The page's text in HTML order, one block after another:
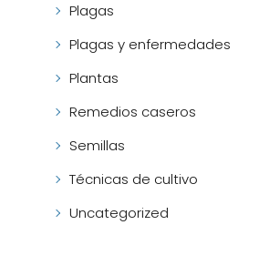
Plagas
Plagas y enfermedades
Plantas
Remedios caseros
Semillas
Técnicas de cultivo
Uncategorized